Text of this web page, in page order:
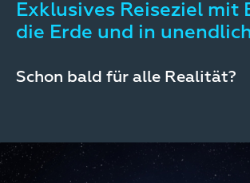
Exklusives Reiseziel mit
die Erde und in
Schon bald für alle Realität?
Image